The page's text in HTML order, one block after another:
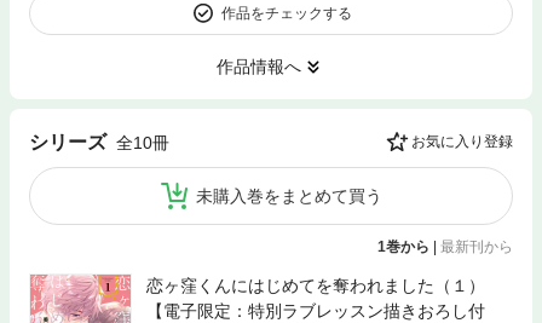
作品をチェックする
作品情報へ
シリーズ 全10冊 お気に入り登録
未購入巻をまとめて買う
1巻から 最新刊から
恋ヶ窪くんにはじめてを奪われました（１）
【電子限定：特別ラブレッスン描きおろし付